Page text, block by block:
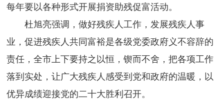
每年要以各种形式开展捐资助残促富活动。
杜旭亮强调，做好残疾人工作，发展残疾人事
业，促进残疾人共同富裕是各级党委政府义不容辞的
责任，全市上下要持之以恒，锲而不舍，把各项工作
落到实处，让广大残疾人感受到党和政府的温暖，以
优异成绩迎接党的二十大胜利召开。